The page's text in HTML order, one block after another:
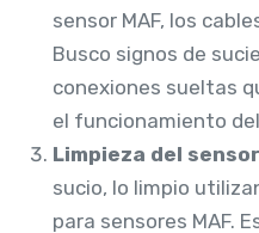
sensor MAF, los
Busco signos de
conexiones sueltas
el funcionamiento
Limpieza del
sucio, lo limpio
para sensores MAF.